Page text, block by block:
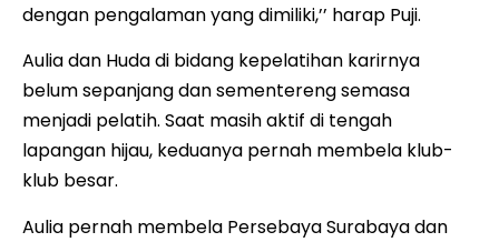
dengan pengalaman yang dimiliki,’’ harap Puji.
Aulia dan Huda di bidang kepelatihan karirnya
belum sepanjang dan sementereng semasa
menjadi pelatih. Saat masih aktif di tengah
lapangan hijau, keduanya pernah membela klub-
klub besar.
Aulia pernah membela Persebaya Surabaya dan